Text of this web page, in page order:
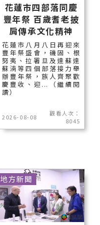
花蓮市四部落同慶
豐年祭 百歲耆老披
肩傳承文化精神
花蓮市八月八日再迎來
豐年祭盛會，磯固、根
努夷、拉署旦及達蘇達
蘇湳等四個部落接力舉
辦豐年祭，族人齊聚歡
慶豐收、迎...（繼續閱
讀）
2026-08-08
觀看人次：
8045
地方新聞